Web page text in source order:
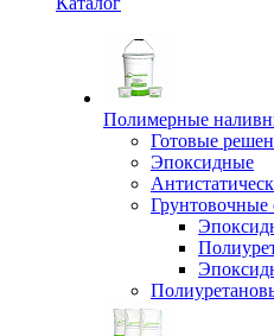
Полимерные
Готовые
Эпоксидные
Грунтовочные